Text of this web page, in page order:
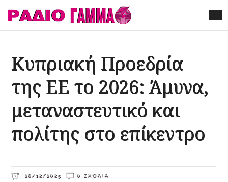
Κυπριακή Προεδρία
της ΕΕ το 2026: Άμυνα,
μεταναστευτικό και
πολίτης στο επίκεντρο
28/12/2025 0 ΣΧΌΛΙΑ